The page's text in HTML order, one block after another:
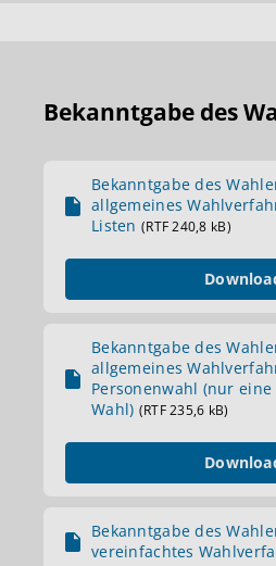
Bekanntgabe des
Bekanntgabe des
allgemeines
Listen (RTF 240,8 kB)
Bekanntgabe des
allgemeines
Personenwahl (nur
Wahl) (RTF 235,6 kB)
Bekanntgabe des
vereinfachtes